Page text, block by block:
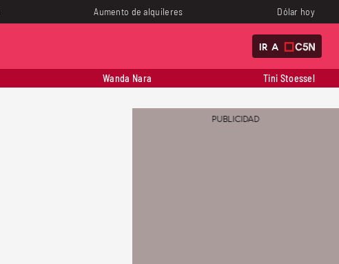
Aumento de alquileres Dólar hoy
IR A
Wanda Nara Tini Stoessel